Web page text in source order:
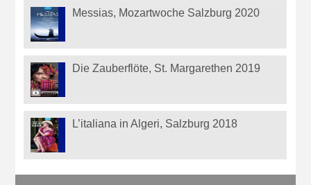
Messias, Mozartwoche Salzburg 2020
Die Zauberflöte, St. Margarethen 2019
L’italiana in Algeri, Salzburg 2018